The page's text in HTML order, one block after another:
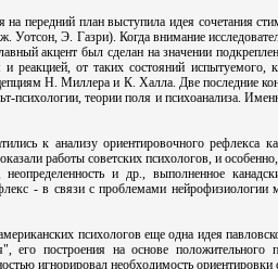
на передний план выступила идея сочетания
Уотсон, Э. Газри). Когда внимание
акцент был сделан на значении
и реакцией, от таких состояний
Н. Миллера и К. Халла. Две последние
психологии, теории поля и психоанализа.
к анализу ориентировочного
работы советских психологов, и
неопределенность и др., выполненное
- в связи с проблемами нейрофизиологии
психологов еще одна идея
его построения на основе
игнорировал необходимость ориентировки